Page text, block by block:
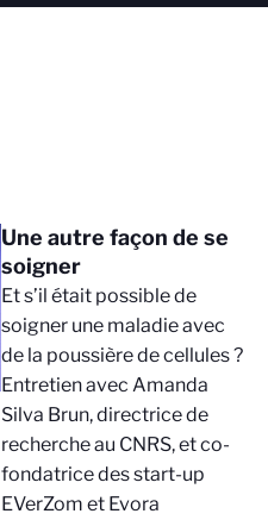
Une autre façon de se
soigner
Et s’il était possible de
soigner une maladie avec
de la poussière de cellules ?
Entretien avec Amanda
Silva Brun, directrice de
recherche au CNRS, et co-
fondatrice des start-up
EVerZom et Evora